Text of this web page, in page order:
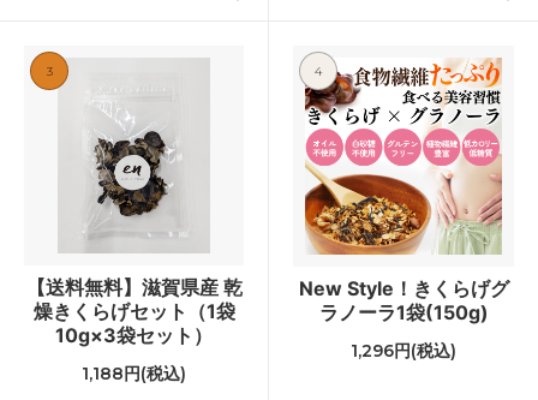
3
【送料無料】滋賀県産 乾
燥きくらげセット（1袋
10g×3袋セット）
1,188円(税込)
4
New Style！きくらげグ
ラノーラ1袋(150g)
1,296円(税込)